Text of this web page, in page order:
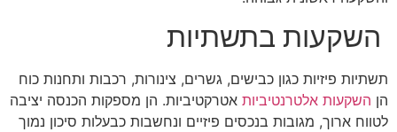
השקעות בתשתיות
תשתיות פיזיות כגון כבישים, גשרים, צינורות, רכבות ותחנות כוח
הן השקעות אלטרנטיביות אטרקטיביות. הן מספקות הכנסה יציבה
לטווח ארוך, מגובות בנכסים פיזיים ונחשבות כבעלות סיכון נמוך